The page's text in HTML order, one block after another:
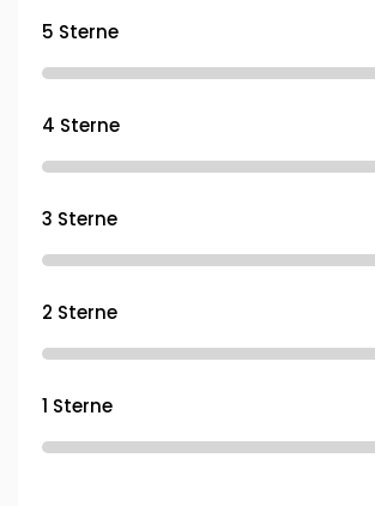
5 Sterne
4 Sterne
3 Sterne
2 Sterne
1 Sterne